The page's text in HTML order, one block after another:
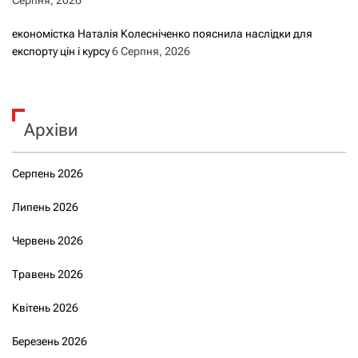
економістка Наталія Колесніченко пояснила наслідки для
експорту цін і курсу6 Серпня, 2026
Архіви
Серпень 2026
Липень 2026
Червень 2026
Травень 2026
Квітень 2026
Березень 2026